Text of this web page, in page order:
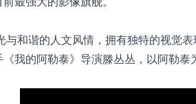
与和谐的人文风情，拥有独特的视觉
《我的阿勒泰》导演滕丛丛，以阿勒